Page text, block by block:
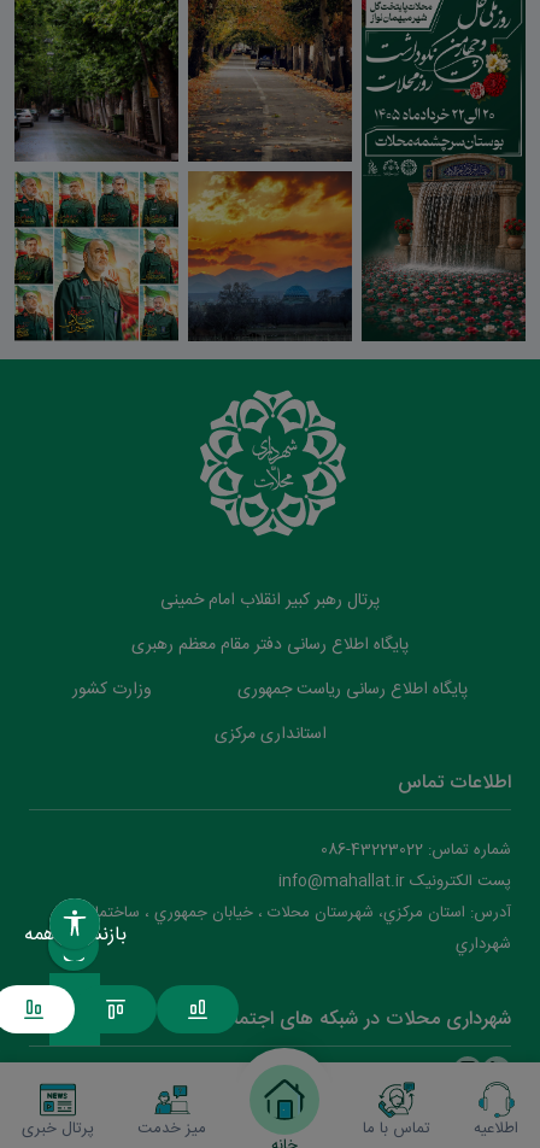
اطلاعیه تماس با ما میز خدمت پرتال خبری
پرتال رهبر کبیر انقلاب امام خمینی
پایگاه اطلاع رسانی دفتر مقام معظم رهبری
پایگاه اطلاع رسانی ریاست جمهوری
وزارت کشور
استانداری مرکزی
اطلاعات تماس
شماره تماس: 43223022-086
پست الکترونیک info@mahallat.ir
آدرس: استان مرکزي، شهرستان محلات ‌‌‌، خيابان جمهوري ، ساختمان
شهرداري
شهرداری محلات در شبکه های اجتماعی
شهرداری محلات 2026(نسخه )
بازنشانی همه